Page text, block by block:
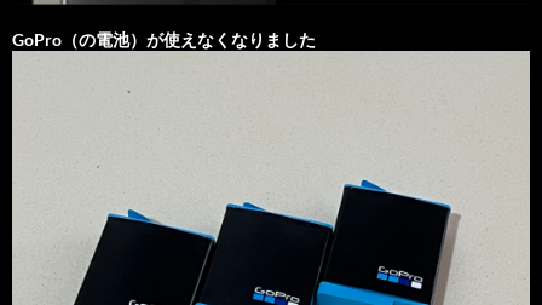
GoPro（の電池）が使えなくなりました